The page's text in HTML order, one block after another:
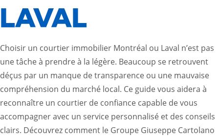
LAVAL
Choisir un courtier immobilier Montréal ou Laval n’est pas
une tâche à prendre à la légère. Beaucoup se retrouvent
déçus par un manque de transparence ou une mauvaise
compréhension du marché local. Ce guide vous aidera à
reconnaître un courtier de confiance capable de vous
accompagner avec un service personnalisé et des conseils
clairs. Découvrez comment le Groupe Giuseppe Cartolano